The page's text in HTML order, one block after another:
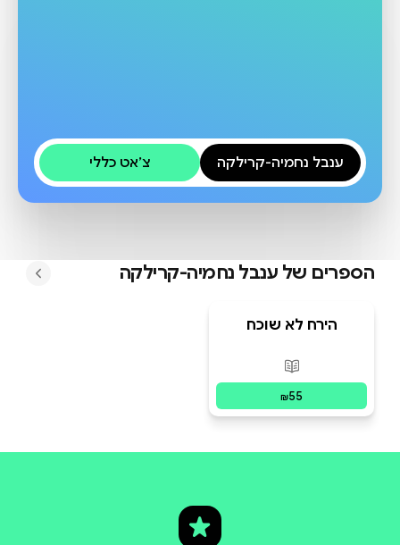
ענבל נחמיה-קרילקה צ׳אט כללי
הספרים של ענבל נחמיה-קרילקה
הירח לא שוכח
פורמטים זמינים
₪55